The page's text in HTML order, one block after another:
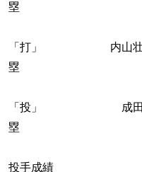
塁
「打」 内山壮
塁
「投」 成田 ０
塁
投手成績